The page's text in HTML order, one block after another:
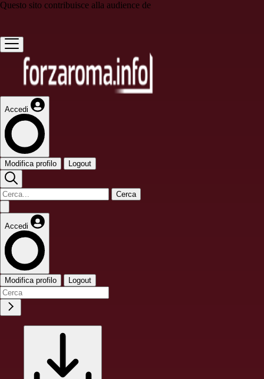
Questo sito contribuisce alla audience de
Accedi
Modifica profilo Logout
Cerca
Accedi
Modifica profilo Logout